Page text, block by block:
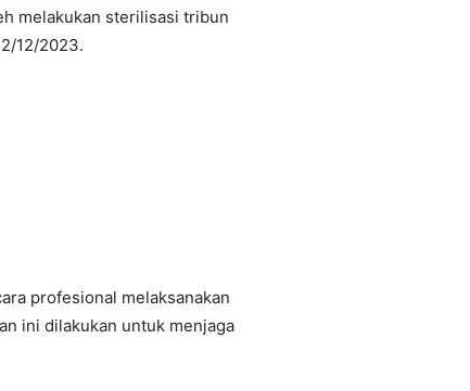
melakukan sterilisasi tribun
12/2023.
profesional melaksanakan
ini dilakukan untuk menjaga